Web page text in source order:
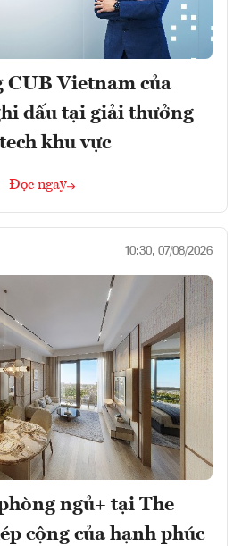
CUB Vietnam của
dấu tại giải thưởng
khu vực
Đọc ngay
10:30, 07/08/2026
ngủ+ tại The
cộng của hạnh phúc